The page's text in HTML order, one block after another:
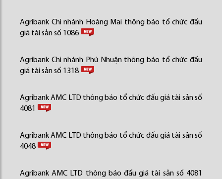
Agribank Chi nhánh Hoàng Mai thông báo tổ chức đấu
giá tài sản số 1086
Agribank Chi nhánh Phú Nhuận thông báo tổ chức đấu
giá tài sản số 1318
Agribank AMC LTD thông báo tổ chức đấu giá tài sản số
4081
Agribank AMC LTD thông báo tổ chức đấu giá tài sản số
4048
Agribank AMC LTD thông báo đấu giá tài sản số 4081